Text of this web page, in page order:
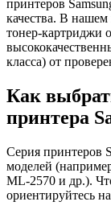
принтеров
качества. В нашем
тонер-картриджи
класса) от
Как
принтера
Серия принтеров
моделей
ML-2570 и др.).
ориентируйтесь